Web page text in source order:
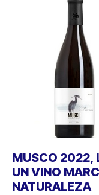
MUSCO 2022,
UN VINO
NATURALEZA